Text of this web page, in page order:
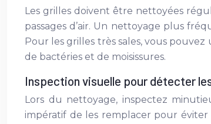
Les grilles doivent être nettoyées
passages d’air. Un nettoyage plus
Pour les grilles très sales, vous
de bactéries et de moisissures.
Inspection visuelle pour détecter
Lors du nettoyage, inspectez
impératif de les remplacer pour